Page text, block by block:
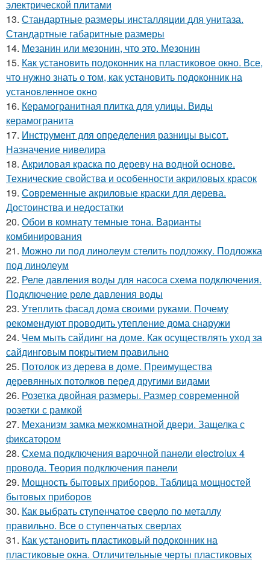
электрической плитами
13. Стандартные размеры инсталляции для унитаза.
Стандартные габаритные размеры
14. Мезанин или мезонин, что это. Мезонин
15. Как установить подоконник на пластиковое окно. Все,
что нужно знать о том, как установить подоконник на
установленное окно
16. Керамогранитная плитка для улицы. Виды
керамогранита
17. Инструмент для определения разницы высот.
Назначение нивелира
18. Акриловая краска по дереву на водной основе.
Технические свойства и особенности акриловых красок
19. Современные акриловые краски для дерева.
Достоинства и недостатки
20. Обои в комнату темные тона. Варианты
комбинирования
21. Можно ли под линолеум стелить подложку. Подложка
под линолеум
22. Реле давления воды для насоса схема подключения.
Подключение реле давления воды
23. Утеплить фасад дома своими руками. Почему
рекомендуют проводить утепление дома снаружи
24. Чем мыть сайдинг на доме. Как осуществлять уход за
сайдинговым покрытием правильно
25. Потолок из дерева в доме. Преимущества
деревянных потолков перед другими видами
26. Розетка двойная размеры. Размер современной
розетки с рамкой
27. Механизм замка межкомнатной двери. Защелка с
фиксатором
28. Схема подключения варочной панели electrolux 4
провода. Теория подключения панели
29. Мощность бытовых приборов. Таблица мощностей
бытовых приборов
30. Как выбрать ступенчатое сверло по металлу
правильно. Все о ступенчатых сверлах
31. Как установить пластиковый подоконник на
пластиковые окна. Отличительные черты пластиковых